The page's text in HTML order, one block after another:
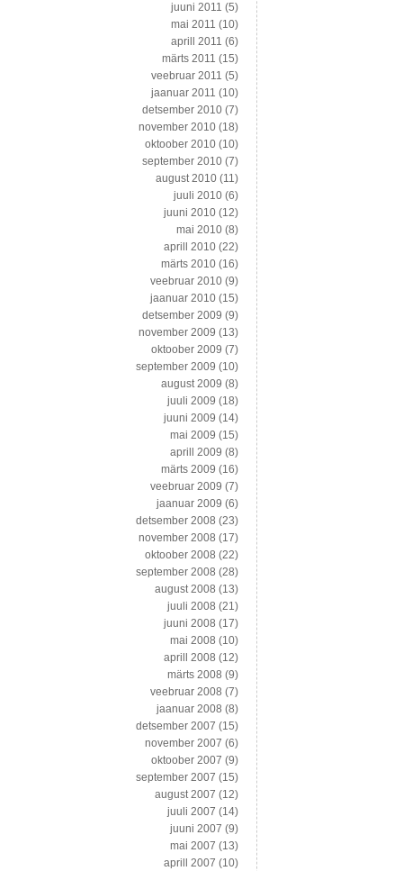
juuni 2011 (5)
mai 2011 (10)
aprill 2011 (6)
märts 2011 (15)
veebruar 2011 (5)
jaanuar 2011 (10)
detsember 2010 (7)
november 2010 (18)
oktoober 2010 (10)
september 2010 (7)
august 2010 (11)
juuli 2010 (6)
juuni 2010 (12)
mai 2010 (8)
aprill 2010 (22)
märts 2010 (16)
veebruar 2010 (9)
jaanuar 2010 (15)
detsember 2009 (9)
november 2009 (13)
oktoober 2009 (7)
september 2009 (10)
august 2009 (8)
juuli 2009 (18)
juuni 2009 (14)
mai 2009 (15)
aprill 2009 (8)
märts 2009 (16)
veebruar 2009 (7)
jaanuar 2009 (6)
detsember 2008 (23)
november 2008 (17)
oktoober 2008 (22)
september 2008 (28)
august 2008 (13)
juuli 2008 (21)
juuni 2008 (17)
mai 2008 (10)
aprill 2008 (12)
märts 2008 (9)
veebruar 2008 (7)
jaanuar 2008 (8)
detsember 2007 (15)
november 2007 (6)
oktoober 2007 (9)
september 2007 (15)
august 2007 (12)
juuli 2007 (14)
juuni 2007 (9)
mai 2007 (13)
aprill 2007 (10)